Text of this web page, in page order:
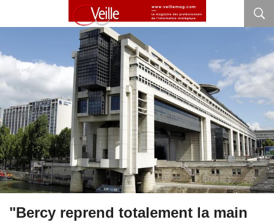
"Bercy reprend totalement la main